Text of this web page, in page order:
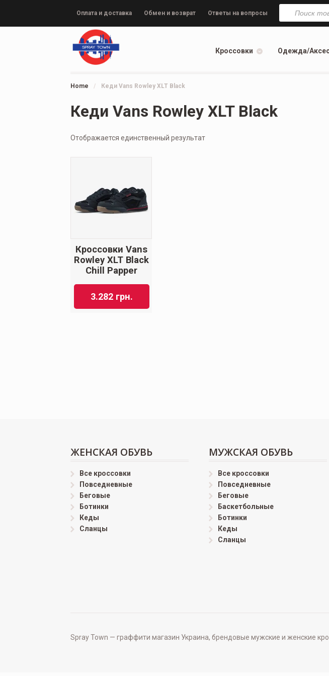
Оплата и доставка Обмен и возврат Ответы на вопросы
Поиск
товаров
Кроссовки Одежда/
Home / Кеди Vans Rowley XLT Black
Кеди Vans Rowley XLT Black
Отображается единственный результат
Кроссовки Vans
Rowley XLT Black
Chill Papper
3.282 грн.
ЖЕНСКАЯ ОБУВЬ
Все кроссовки
Повседневные
Беговые
Ботинки
Кеды
Сланцы
МУЖСКАЯ ОБУВЬ
Все кроссовки
Повседневные
Беговые
Баскетбольные
Ботинки
Кеды
Сланцы
Spray Town — граффити магазин Украина, брендовые мужские и женские